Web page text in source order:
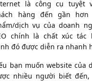
là công cụ tuyệt
hàng đến gần
dịch vụ của doanh
chính là chất xúc tác
đó được diễn ra nhanh
bạn muốn website của
nhiều người biết đến,